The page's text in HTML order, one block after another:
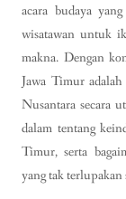
acara budaya
wisatawan untuk
makna. Dengan
Jawa Timur
Nusantara secara
dalam tentang
Timur, serta
yang tak